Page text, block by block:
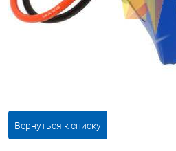
Вернуться к списку